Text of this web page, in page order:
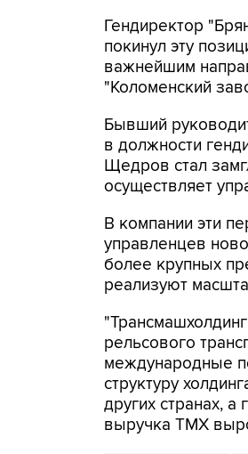
Гендиректор
покинул эту
важнейшим
"Коломенский
Бывший
в должности
Щедров стал
осуществляет
В компании эти
управленцев
более крупных
реализуют
рельсового
международные
структуру
других странах,
выручка ТМХ